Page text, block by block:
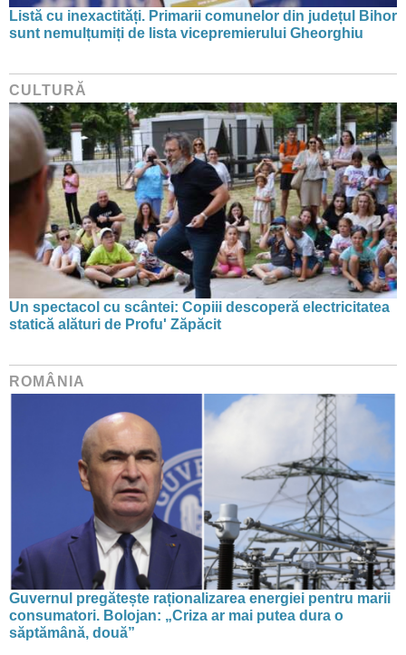
Listă cu inexactități. Primarii comunelor din județul Bihor
sunt nemulțumiți de lista vicepremierului Gheorghiu
CULTURĂ
Un spectacol cu scântei: Copiii descoperă electricitatea
statică alături de Profu' Zăpăcit
ROMÂNIA
Guvernul pregătește raționalizarea energiei pentru marii
consumatori. Bolojan: „Criza ar mai putea dura o
săptămână, două”